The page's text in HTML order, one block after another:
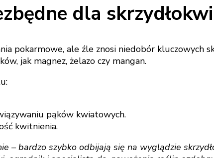
dla
pokarmowe, ale źle znosi niedobór kluczowych
jak magnez, żelazo czy mangan.
pąków kwiatowych.
kwitnienia.
– bardzo szybko odbijają się na wyglądzie